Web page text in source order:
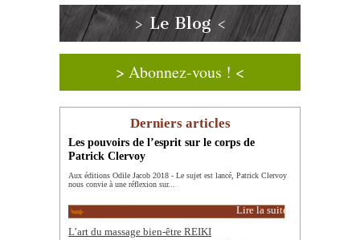
> Le Blog <
> Abonnez-vous ! <
Derniers articles
Les pouvoirs de l’esprit sur le corps de
Patrick Clervoy
Aux éditions Odile Jacob 2018 - Le sujet est lancé, Patrick Clervoy
nous convie à une réflexion sur...
Lire la suite
L’art du massage bien-être REIKI